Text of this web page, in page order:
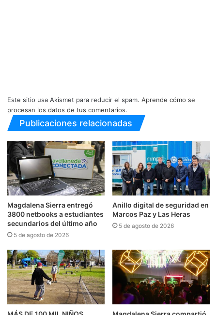
Este sitio usa Akismet para reducir el spam. Aprende cómo se
procesan los datos de tus comentarios.
Publicaciones relacionadas
Magdalena Sierra entregó
3800 netbooks a estudiantes
secundarios del último año
5 de agosto de 2026
Anillo digital de seguridad en
Marcos Paz y Las Heras
5 de agosto de 2026